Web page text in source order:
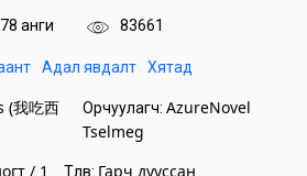
анги 83661
Адал явдалт Хятад
(我吃西
Орчуулагч: AzureNovel
Tselmeg
/ 1
Төлөв: Гарч дууссан